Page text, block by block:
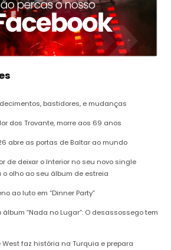
bastidores, e mudanças
dos Trovante, morre aos 69 anos
abre as portas de Baltar ao mundo
de deixar o Interior no seu novo single
o olho ao seu álbum de estreia
ao luto em “Dinner Party”
“Nada no Lugar”: O desassossego tem
West faz história na Turquia e prepara